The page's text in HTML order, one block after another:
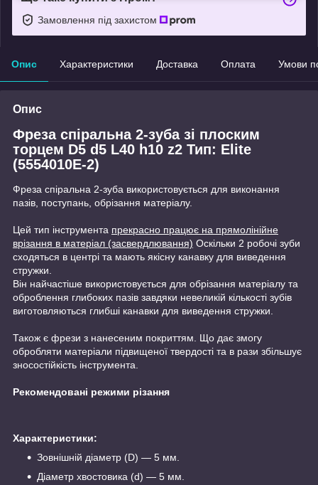
Замовлення під захистом
Опис Характеристики Доставка Оплата Умови
Опис
Фреза спіральна 2-зуба зі плоским
торцем D5 d5 L40 h10 z2 Тип: Elite
(5554010E-2)
Фреза спіральна 2-зуба використовується для виконання
пазів, поступань, обрізання матеріалу.
Цей тип інструмента прекрасно працює на прямолінійне
врізання в матеріал (засвердлювання) Оскільки 2 робочі зуби
сходяться в центрі та мають якісну канавку для виведення
стружки.
Він найчастіше використовується для обрізання матеріалу та
оброблення глибоких пазів завдяки невеликій кількості зубів
виготовляються глибші канавки для виведення стружки.
Також є фрези з нанесеним покриттям. Що дає змогу
обробляти матеріали підвищеної твердості та в рази збільшує
зносостійкість інструмента.
Рекомендовані режими різання
Характеристики:
Зовнішній діаметр (D) — 5 мм.
Діаметр хвостовика (d) — 5 мм.